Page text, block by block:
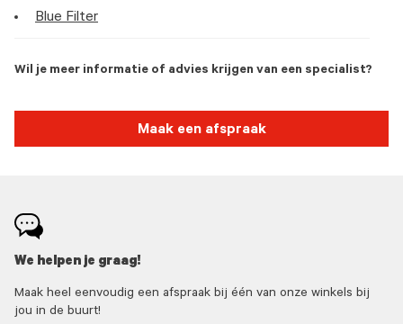
Blue Filter
Wil je meer informatie of advies krijgen van een specialist?
Maak een afspraak
We helpen je graag!
Maak heel eenvoudig een afspraak bij één van onze winkels bij
jou in de buurt!